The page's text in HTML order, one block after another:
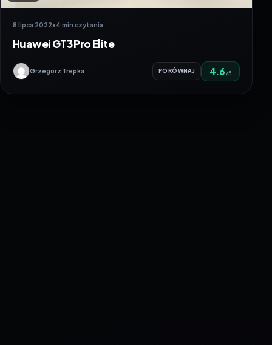
8 lipca 2022•4 min czytania
Huawei GT3 Pro Elite
Grzegorz Trepka PORÓWNAJ 4.6 /5